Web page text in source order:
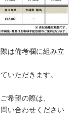
は備考欄に組み立
いただきます。
希望の際は、
い合わせください